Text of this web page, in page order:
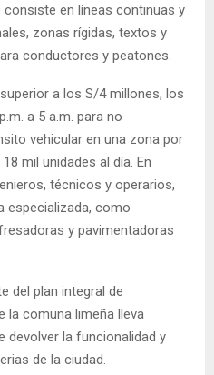
en líneas continuas y
zonas rígidas, textos y
conductores y peatones.
a los S/4 millones, los
a 5 a.m. para no
vehicular en una zona por
mil unidades al día. En
técnicos y operarios,
especializada, como
y pavimentadoras
del plan integral de
la comuna limeña lleva
devolver la funcionalidad y
de la ciudad.